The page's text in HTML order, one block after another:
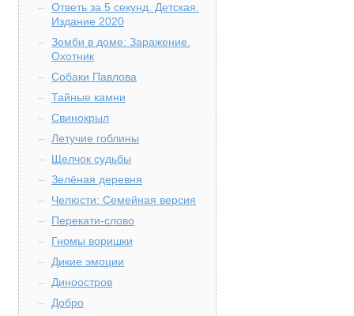
Ответь за 5 секунд. Детская.
Издание 2020
Зомби в доме: Заражение.
Охотник
Собаки Павлова
Тайные камни
Свинокрыл
Летучие гоблины
Щелчок судьбы
Зелёная деревня
Челюсти: Семейная версия
Перекати-слово
Гномы воришки
Дикие эмоции
Диноостров
Добро